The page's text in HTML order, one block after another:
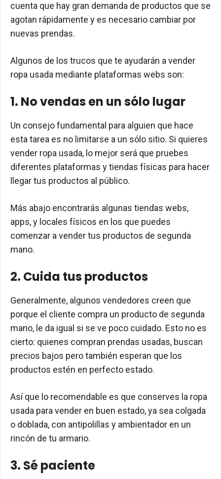
cuenta que hay gran demanda de productos que se
agotan rápidamente y es necesario cambiar por
nuevas prendas.
Algunos de los trucos que te ayudarán a vender
ropa usada mediante plataformas webs son:
1. No vendas en un sólo lugar
Un consejo fundamental para alguien que hace
esta tarea es no limitarse a un sólo sitio. Si quieres
vender ropa usada, lo mejor será que pruebes
diferentes plataformas y tiendas físicas para hacer
llegar tus productos al público.
Más abajo encontrarás algunas tiendas webs,
apps, y locales físicos en los que puedes
comenzar a vender tus productos de segunda
mano.
2. Cuida tus productos
Generalmente, algunos vendedores creen que
porque el cliente compra un producto de segunda
mano, le da igual si se ve poco cuidado. Esto no es
cierto: quienes compran prendas usadas, buscan
precios bajos pero también esperan que los
productos estén en perfecto estado.
Así que lo recomendable es que conserves la ropa
usada para vender en buen estado, ya sea colgada
o doblada, con antipolillas y ambientador en un
rincón de tu armario.
3. Sé paciente